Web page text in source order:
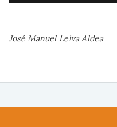
José Manuel Leiva Aldea